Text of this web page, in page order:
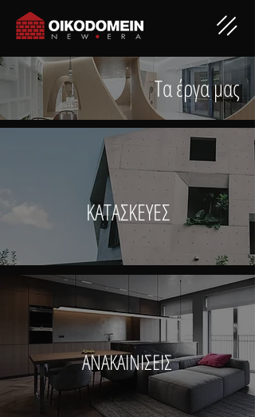
Τα έργα μας
ΚΑΤΑΣΚΕΥΕΣ
ΑΝΑΚΑΙΝΙΣΕΙΣ